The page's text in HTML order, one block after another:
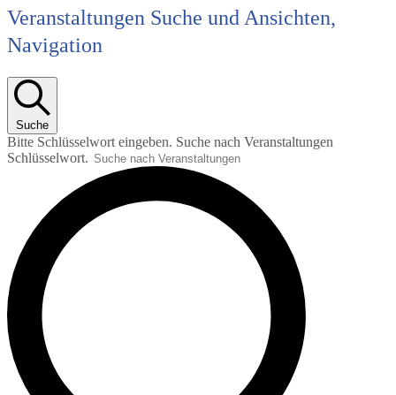
Veranstaltungen Suche und Ansichten,
Navigation
Suche
Bitte Schlüsselwort eingeben. Suche nach Veranstaltungen
Schlüsselwort.